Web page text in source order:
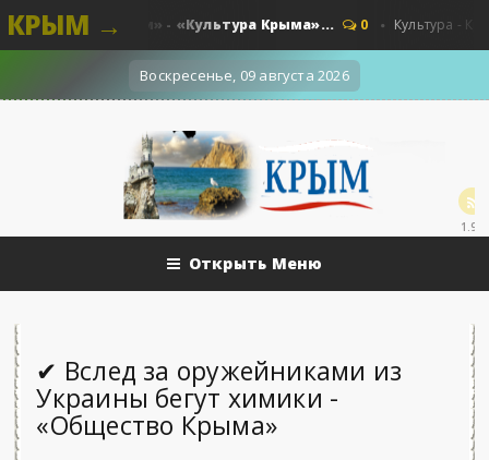
КРЫМ →
краски памяти» - «Культура Крыма»... 0 Культура - Крыма.
Воскресенье, 09 августа 2026
1.9k
Открыть Меню
✔ Вслед за оружейниками из
Украины бегут химики -
«Общество Крыма»